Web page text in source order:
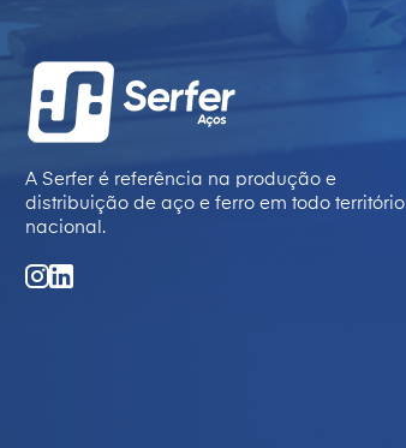
A Serfer é referência na produção e
distribuição de aço e ferro em todo território
nacional.